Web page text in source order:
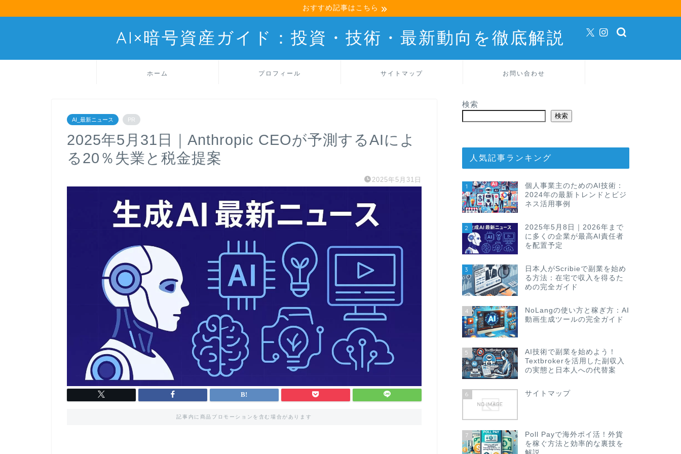
おすすめ記事はこちら
AI×暗号資産ガイド：投資・技術・最新動向を徹底解説
ホーム プロフィール サイトマップ お問い合わせ
AI_最新ニュース PR
2025年5月31日｜Anthropic CEOが予測するAIによ
る20％失業と税金提案
2025年5月31日
記事内に商品プロモーションを含む場合があります
検索
検索
人気記事ランキング
1
個人事業主のためのAI技術：
2024年の最新トレンドとビジ
ネス活用事例
2
2025年5月8日｜2026年まで
に多くの企業が最高AI責任者
を配置予定
3
日本人がScribieで副業を始め
る方法：在宅で収入を得るた
めの完全ガイド
4
NoLangの使い方と稼ぎ方：AI
動画生成ツールの完全ガイド
5
AI技術で副業を始めよう！
Textbrokerを活用した副収入
の実態と日本人への代替案
6 サイトマップ
7
Poll Payで海外ポイ活！外貨
を稼ぐ方法と効率的な裏技を